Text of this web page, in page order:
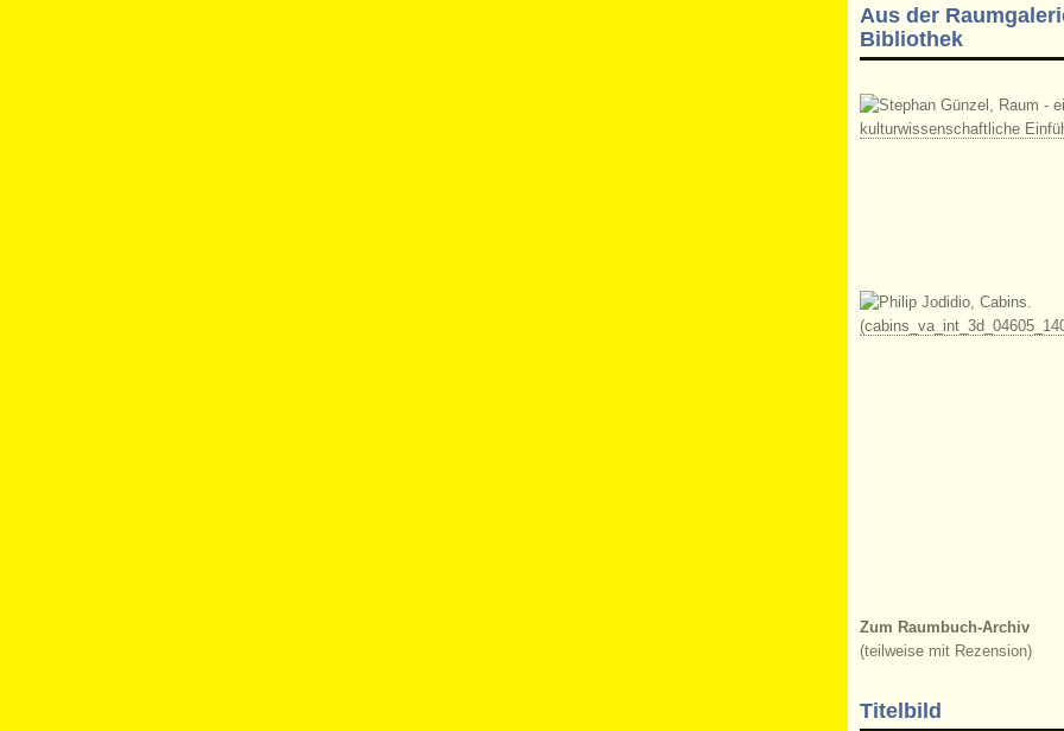
Aus der
Bibliothek
Zum Raumbuch-Archiv
(teilweise mit Rezension)
Titelbild